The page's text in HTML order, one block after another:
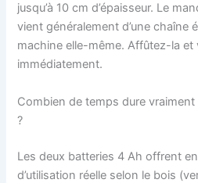
jusqu’à 10 cm d’épaisseur. Le
vient généralement d’une chaîne
machine elle-même. Affûtez-la
immédiatement.
Combien de temps dure vraiment
?
Les deux batteries 4 Ah offrent
d’utilisation réelle selon le bois